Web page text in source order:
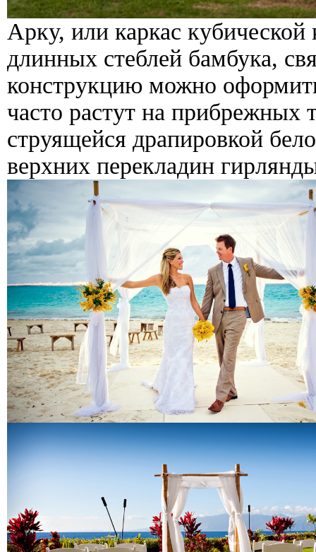
Арку, или каркас
длинных стеблей бамбука,
конструкцию можно
часто растут на прибрежных
струящейся драпировкой
верхних перекладин